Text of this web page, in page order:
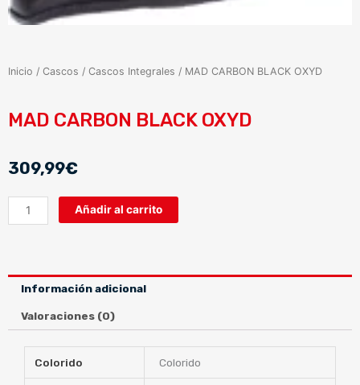
Inicio / Cascos / Cascos Integrales / MAD CARBON BLACK OXYD
MAD CARBON BLACK OXYD
309,99€
MAD
CARBON
cantidad
Añadir al carrito
Información adicional
Valoraciones (0)
Colorido Colorido